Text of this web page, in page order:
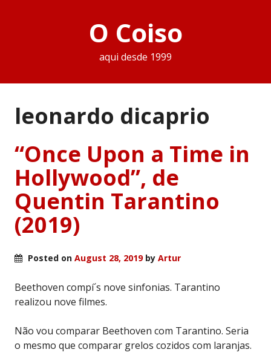
O Coiso
aqui desde 1999
leonardo dicaprio
“Once Upon a Time in
Hollywood”, de
Quentin Tarantino
(2019)
Posted on August 28, 2019by Artur
Beethoven compí´s nove sinfonias. Tarantino
realizou nove filmes.
Não vou comparar Beethoven com Tarantino. Seria
o mesmo que comparar grelos cozidos com laranjas.